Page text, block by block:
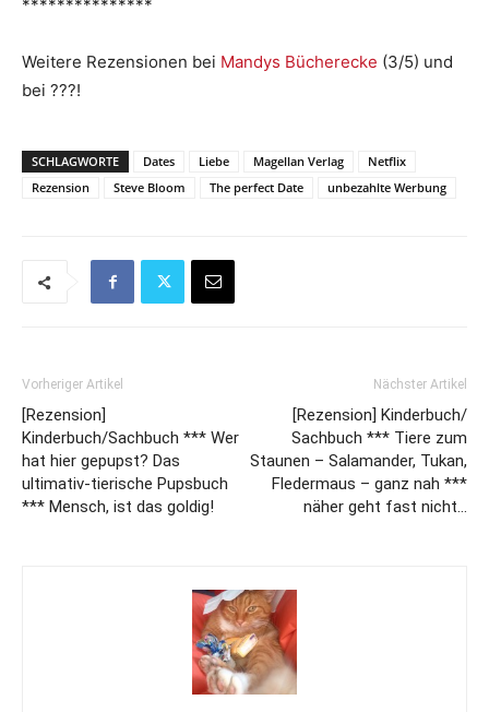
***************
Weitere Rezensionen bei Mandys Bücherecke (3/5) und
bei ???!
SCHLAGWORTE Dates Liebe Magellan Verlag
Netflix
Rezension
Steve Bloom The perfect Date unbezahlte Werbung
Vorheriger Artikel
[Rezension]
Kinderbuch/Sachbuch *** Wer
hat hier gepupst? Das
ultimativ-tierische Pupsbuch
*** Mensch, ist das goldig!
Nächster Artikel
[Rezension] Kinderbuch/
Sachbuch *** Tiere zum
Staunen – Salamander, Tukan,
Fledermaus – ganz nah ***
näher geht fast nicht…